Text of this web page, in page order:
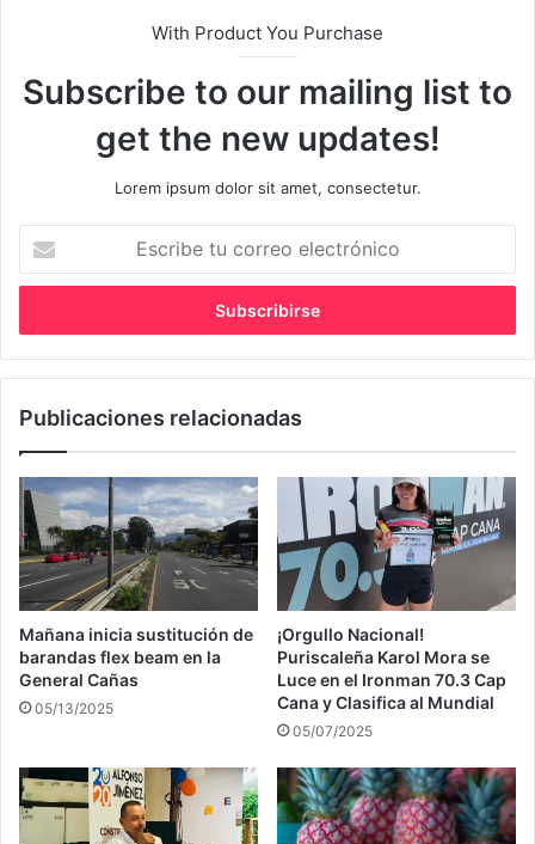
With Product You Purchase
Subscribe to our mailing list to
get the new updates!
Lorem ipsum dolor sit amet, consectetur.
correo
Publicaciones relacionadas
Mañana inicia sustitución de
barandas flex beam en la
General Cañas
05/13/2025
¡Orgullo Nacional!
Puriscaleña Karol Mora se
Luce en el Ironman 70.3 Cap
Cana y Clasifica al Mundial
05/07/2025